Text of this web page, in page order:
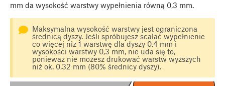
mm da wysokość warstwy wypełnienia równą 0,3 mm.
Maksymalna wysokość warstwy jest ograniczona
średnicą dyszy. Jeśli spróbujesz scalać wypełnienie
co więcej niż 1 warstwę dla dyszy 0,4 mm i
wysokości warstwy 0,3 mm, nie uda się to,
ponieważ nie możesz drukować warstw wyższych
niż ok. 0,32 mm (80% średnicy dyszy).